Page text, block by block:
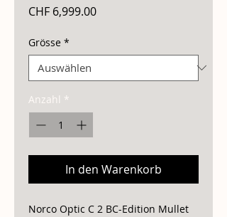
CHF 6,999.00Preis
Grösse *
Anzahl *
In den Warenkorb
Norco Optic C 2 BC-Edition Mullet